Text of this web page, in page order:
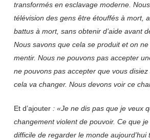
transformés en esclavage moderne.
télévision des gens être étouffés à mort,
battus à mort, sans obtenir d’aide avant
Nous savons que cela se produit et on
mentir. Nous ne pouvons pas accepter
ne pouvons pas accepter que vous
cela va changer. Nous devons voir ce
Et d’ajouter: «Je ne dis pas que je veux
changement violent de pouvoir. Ce que je
difficile de regarder le monde aujourd’hui